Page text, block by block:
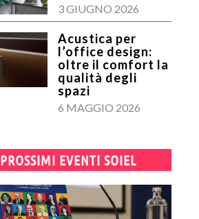
3 GIUGNO 2026
Acustica per
l’office design:
oltre il comfort la
qualità degli
spazi
6 MAGGIO 2026
PROSSIMI EVENTI SOIEL